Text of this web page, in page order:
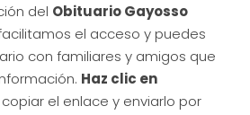
del Obituario Gayosso
el acceso y puedes
con familiares y amigos que
Haz clic en
el enlace y enviarlo por